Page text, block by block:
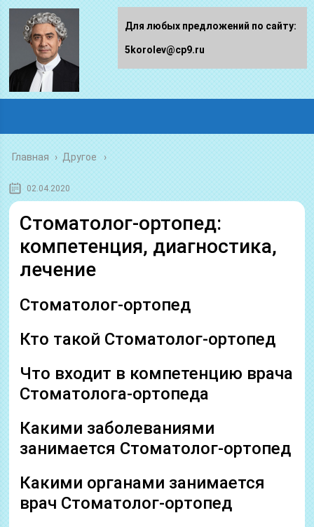
Главная › Другое
02.04.2020
Стоматолог-ортопед:
компетенция, диагностика,
лечение
Стоматолог-ортопед
Кто такой Стоматолог-ортопед
Что входит в компетенцию врача
Стоматолога-ортопеда
Какими заболеваниями
занимается Стоматолог-ортопед
Какими органами занимается
врач Стоматолог-ортопед
Для любых предложений по сайту:
5korolev@cp9.ru